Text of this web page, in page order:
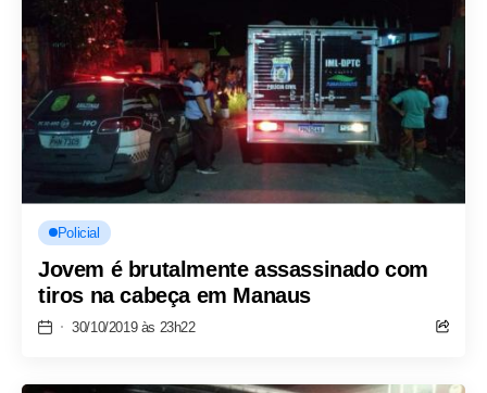
Policial
Jovem é brutalmente assassinado com
tiros na cabeça em Manaus
30/10/2019 às 23h22